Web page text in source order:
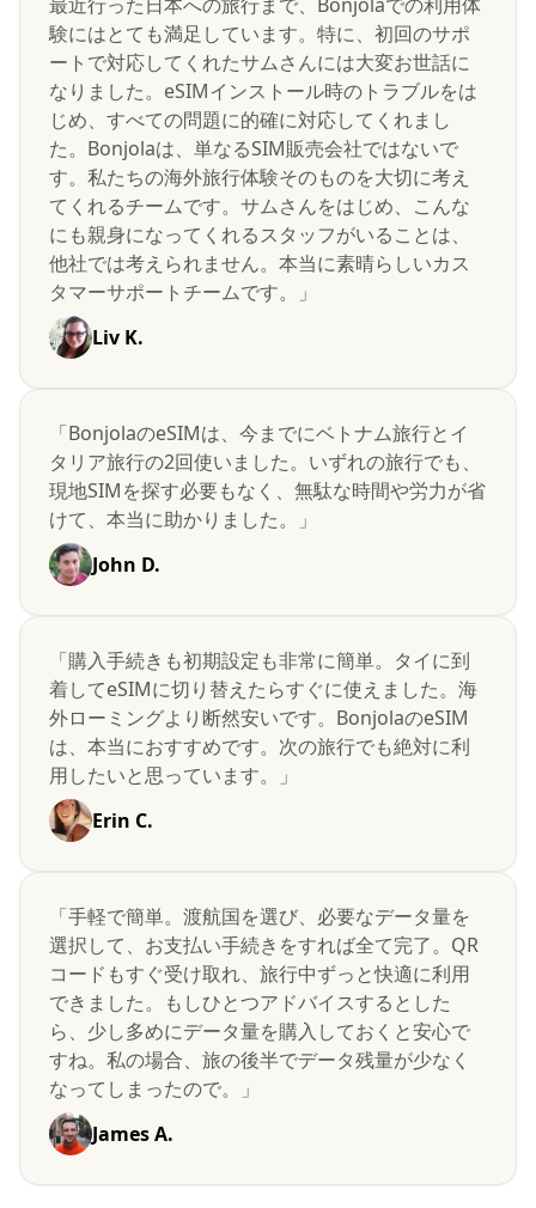
験にはとても満足しています。特に、初回のサポ
ートで対応してくれたサムさんには大変お世話に
なりました。eSIMインストール時のトラブルをは
じめ、すべての問題に的確に対応してくれまし
た。Bonjolaは、単なるSIM販売会社ではないで
す。私たちの海外旅行体験そのものを大切に考え
てくれるチームです。サムさんをはじめ、こんな
にも親身になってくれるスタッフがいることは、
他社では考えられません。本当に素晴らしいカス
タマーサポートチームです。」
Liv K.
「BonjolaのeSIMは、今までにベトナム旅行とイ
タリア旅行の2回使いました。いずれの旅行でも、
現地SIMを探す必要もなく、無駄な時間や労力が省
けて、本当に助かりました。」
John D.
「購入手続きも初期設定も非常に簡単。タイに到
着してeSIMに切り替えたらすぐに使えました。海
外ローミングより断然安いです。BonjolaのeSIM
は、本当におすすめです。次の旅行でも絶対に利
用したいと思っています。」
Erin C.
「手軽で簡単。渡航国を選び、必要なデータ量を
選択して、お支払い手続きをすれば全て完了。QR
コードもすぐ受け取れ、旅行中ずっと快適に利用
できました。もしひとつアドバイスするとした
ら、少し多めにデータ量を購入しておくと安心で
すね。私の場合、旅の後半でデータ残量が少なく
なってしまったので。」
James A.